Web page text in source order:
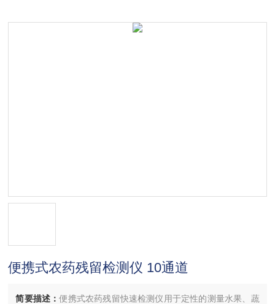
便携式农药残留检测仪 10通道
简要描述：便携式农药残留快速检测仪用于定性的测量水果、蔬